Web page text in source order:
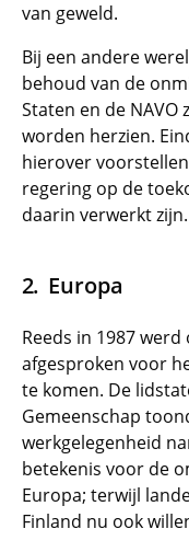
van geweld.
Bij een andere
behoud van de
Staten en de
worden herzien.
hierover
regering op de
daarin verwerkt zijn.
Europa
Reeds in 1987
afgesproken voor
te komen. De
Gemeenschap
werkgelegenheid
betekenis voor de
Europa; terwijl
Finland nu ook